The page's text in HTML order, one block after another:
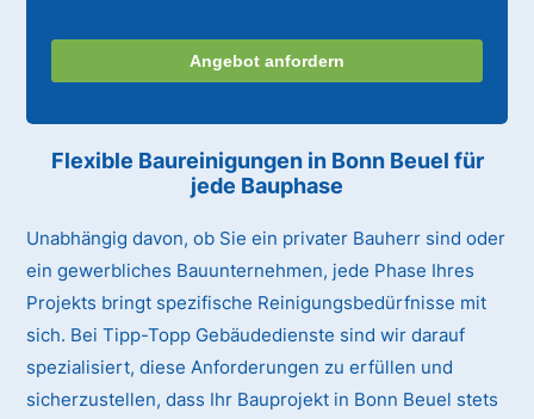
Angebot anfordern
Flexible Baureinigungen in Bonn Beuel für
jede Bauphase
Unabhängig davon, ob Sie ein privater Bauherr sind oder
ein gewerbliches Bauunternehmen, jede Phase Ihres
Projekts bringt spezifische Reinigungsbedürfnisse mit
sich. Bei Tipp-Topp Gebäudedienste sind wir darauf
spezialisiert, diese Anforderungen zu erfüllen und
sicherzustellen, dass Ihr Bauprojekt in Bonn Beuel stets